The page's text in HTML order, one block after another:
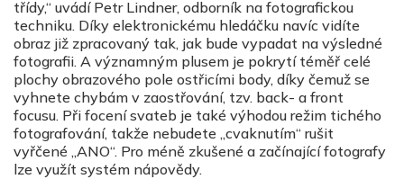
třídy,“ uvádí Petr Lindner, odborník na fotografickou
techniku. Díky elektronickému hledáčku navíc vidíte
obraz již zpracovaný tak, jak bude vypadat na výsledné
fotografii. A významným plusem je pokrytí téměř celé
plochy obrazového pole ostřicími body, díky čemuž se
vyhnete chybám v zaostřování, tzv. back- a front
focusu. Při focení svateb je také výhodou režim tichého
fotografování, takže nebudete „cvaknutím“ rušit
vyřčené „ANO“. Pro méně zkušené a začínající fotografy
lze využít systém nápovědy.